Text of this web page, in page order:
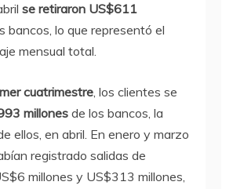
se retiraron US$611
bancos, lo que representó el
mensual total.
cuatrimestre, los clientes se
millonesde los bancos, la
ellos, en abril. En enero y marzo
registrado salidas de
millones y US$313 millones,